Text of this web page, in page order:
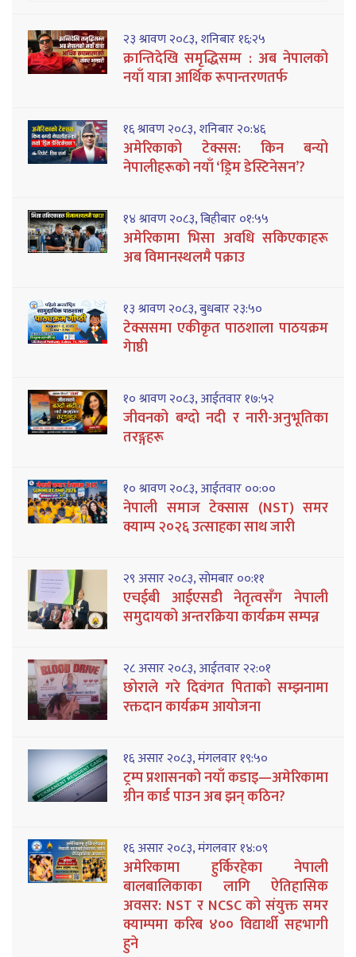
२३ श्रावण २०८३, शनिबार १६:२५
क्रान्तिदेखि समृद्धिसम्म : अब नेपालको
नयाँ यात्रा आर्थिक रूपान्तरणतर्फ
१६ श्रावण २०८३, शनिबार २०:४६
अमेरिकाको टेक्सस: किन बन्यो
नेपालीहरूको नयाँ ‘ड्रिम डेस्टिनेसन’?
१४ श्रावण २०८३, बिहीबार ०१:५५
अमेरिकामा भिसा अवधि सकिएकाहरू
अब विमानस्थलमै पक्राउ
१३ श्रावण २०८३, बुधबार २३:५०
टेक्ससमा एकीकृत पाठशाला पाठयक्रम
गेाष्ठी
१० श्रावण २०८३, आईतवार १७:५२
जीवनको बग्दो नदी र नारी-अनुभूतिका
तरङ्गहरू
१० श्रावण २०८३, आईतवार ००:००
नेपाली समाज टेक्सास (NST) समर
क्याम्प २०२६ उत्साहका साथ जारी
२९ असार २०८३, सोमबार ००:११
एचईबी आईएसडी नेतृत्वसँग नेपाली
समुदायको अन्तरक्रिया कार्यक्रम सम्पन्न
२८ असार २०८३, आईतवार २२:०१
छोराले गरे दिवंगत पिताको सम्झनामा
रक्तदान कार्यक्रम आयोजना
१६ असार २०८३, मंगलवार १९:५०
ट्रम्प प्रशासनको नयाँ कडाइ—अमेरिकामा
ग्रीन कार्ड पाउन अब झन् कठिन?
१६ असार २०८३, मंगलवार १४:०९
अमेरिकामा हुर्किरहेका नेपाली
बालबालिकाका लागि ऐतिहासिक
अवसर: NST र NCSC को संयुक्त समर
क्याम्पमा करिब ४०० विद्यार्थी सहभागी
हुने